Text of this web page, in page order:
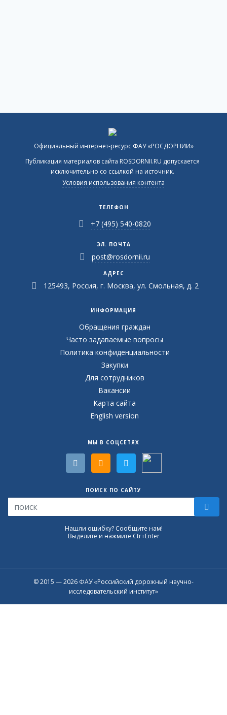
Официальный интернет-ресурс ФАУ «РОСДОРНИИ»
Публикация материалов сайта ROSDORNII.RU допускается
исключительно со ссылкой на источник.
Условия использования контента
ТЕЛЕФОН
+7 (495) 540-0820
ЭЛ. ПОЧТА
post@rosdornii.ru
АДРЕС
125493, Россия, г. Москва, ул. Смольная, д. 2
ИНФОРМАЦИЯ
Обращения граждан
Часто задаваемые вопросы
Политика конфиденциальности
Закупки
Для сотрудников
Вакансии
Карта сайта
English version
МЫ В СОЦСЕТЯХ
ПОИСК ПО САЙТУ
Нашли ошибку? Сообщите нам!
Выделите и нажмите Ctr+Enter
© 2015 — 2026 ФАУ «Российский дорожный научно-
исследовательский институт»